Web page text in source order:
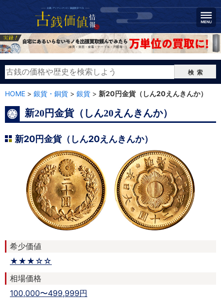
検索
HOME > 銀貨・銅貨 > 銀貨 > 新20円金貨（しん20えんきんか）
新20円金貨（しん20えんきんか）
新20円金貨（しん20えんきんか）
希少価値
★★★☆☆
相場価格
100,000〜499,999円